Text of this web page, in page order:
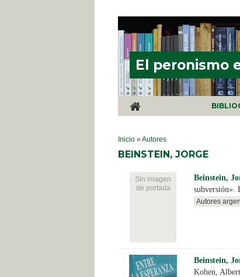
El peronismo
SE ENCUENTRA USTED AQUÍ
Inicio »Autores
BEINSTEIN, JORGE
Sin imagen
de portada
Beinstein,
subversión».
Autores
Beinstein,
Kohen,